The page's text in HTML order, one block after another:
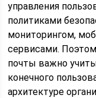
управления
политиками
мониторингом,
сервисами.
почты важно
конечного
архитектуре